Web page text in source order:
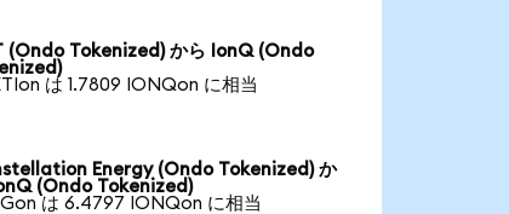
(Ondo Tokenized) から IonQ (Ondo
は 1.7809 IONQon に相当
Energy (Ondo Tokenized) か
(Ondo Tokenized)
は 6.4797 IONQon に相当